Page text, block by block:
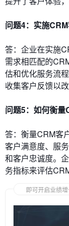
问题4：实施
答：企业在实施
需求相匹配的
估和优化服务流
收集客户反馈以改
问题5：如何衡量
答：衡量CRM客
客户满意度、服
和客户忠诚度。
务指标来评估
即可开启业绩